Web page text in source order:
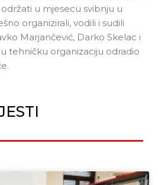
u mjesecu svibnju u
organizirali, vodili i sudili
Marjančević, Darko Skelac i
tehničku organizaciju odradio